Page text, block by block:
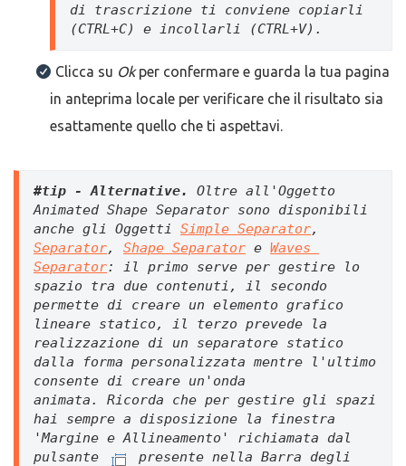
di trascrizione ti conviene copiarli
(CTRL+C) e incollarli (CTRL+V).
Clicca su Okper confermare e guarda la tua pagina
in anteprima locale per verificare che il risultato sia
esattamente quello che ti aspettavi.
#tip - Alternative. Oltre all'Oggetto
Animated Shape Separator sono disponibili
anche gli Oggetti Simple Separator
Separator, Shape Separator e Waves
Separator: il primo serve per gestire lo
spazio tra due contenuti, il secondo
permette di creare un elemento grafico
lineare statico, il terzo prevede la
realizzazione di un separatore statico
dalla forma personalizzata mentre l'ultimo
consente di creare un'onda
animata. Ricorda che per gestire gli spazi
hai sempre a disposizione la finestra
'Margine e Allineamento' richiamata dal
pulsante
presente nella Barra degli